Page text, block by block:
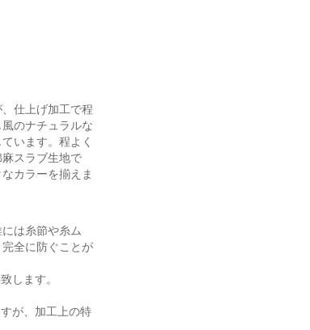
仕上げ加工で程
のナチュラルな
います。程よく
スラブ生地で
カラーを揃えま
日本
は糸節や糸ム
全に防ぐことが
します。
が、加工上の特